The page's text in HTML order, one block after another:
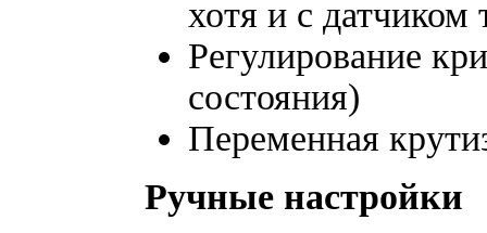
хотя и с
Регулирование
состояния)
Переменная
Ручные настройки